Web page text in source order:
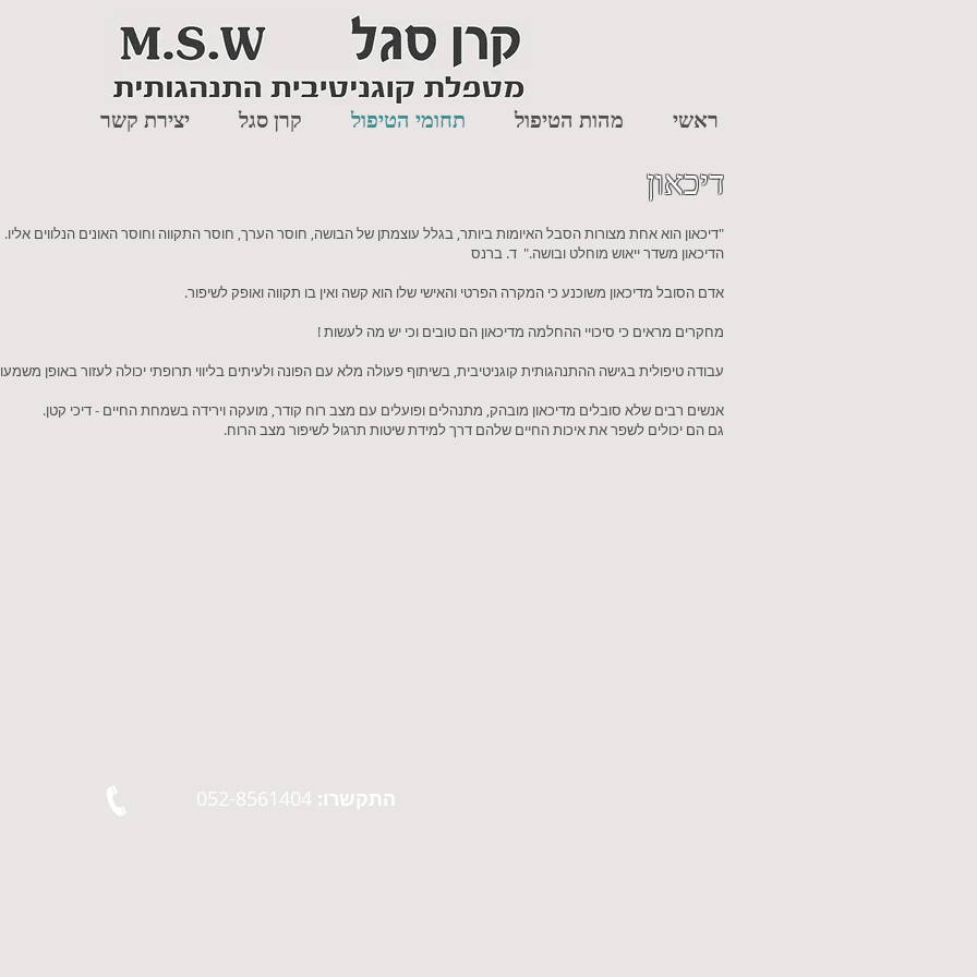
יצירת קשר קרן סגל תחומי הטיפול מהות הטיפול ראשי
דיכאון
"דיכאון הוא אחת מצורות הסבל האיומות ביותר, בגלל עוצמתן של הבושה, חוסר הערך, חוסר התקווה וחוסר האונים הנלווים אליו.
הדיכאון משדר ייאוש מוחלט ובושה." ד. ברנס
אדם הסובל מדיכאון משוכנע כי המקרה הפרטי והאישי שלו הוא קשה ואין בו תקווה ואופק לשיפור.
מחקרים מראים כי סיכויי ההחלמה מדיכאון הם טובים וכי יש מה לעשות !
עבודה טיפולית בגישה ההתנהגותית קוגניטיבית, בשיתוף פעולה מלא עם הפונה ולעיתים בליווי תרופתי יכולה לעזור באופן
אנשים רבים שלא סובלים מדיכאון מובהק, מתנהלים ופועלים עם מצב רוח קודר, מועקה וירידה בשמחת החיים - דיכי קטן.
גם הם יכולים לשפר את איכות החיים שלהם דרך למידת שיטות תרגול לשיפור מצב הרוח.
התקשרו: 052-8561404